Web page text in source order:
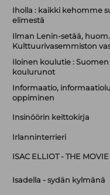
Iholla : kaikki kehomme
elimestä
Ilman Lenin-setää, huom.
Kulttuurivasemmiston
Iloinen koulutie : Suomen
koulurunot
Informaatio,
oppiminen
Insinöörin keittokirja
Irlanninterrieri
ISAC ELLIOT - THE
Isadella - sydän kylmänä